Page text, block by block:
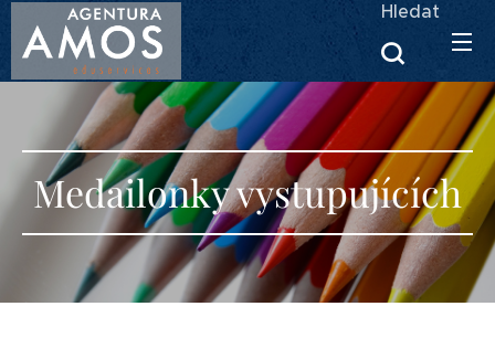
Hledat
Medailonky vystupujících